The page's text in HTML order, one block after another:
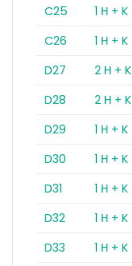
C25
1 H + K
C26
1 H + K
D27
2 H + K
D28
2 H + K
D29
1 H + K
D30
1 H + K
D31
1 H + K
D32
1 H + K
D33
1 H + K